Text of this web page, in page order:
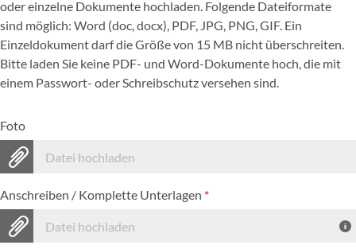
oder einzelne Dokumente hochladen. Folgende Dateiformate
sind möglich: Word (doc, docx), PDF, JPG, PNG, GIF. Ein
Einzeldokument darf die Größe von 15 MB nicht überschreiten.
Bitte laden Sie keine PDF- und Word-Dokumente hoch, die mit
einem Passwort- oder Schreibschutz versehen sind.
Foto
Datei hochladen
Anschreiben / Komplette Unterlagen *
Datei hochladen